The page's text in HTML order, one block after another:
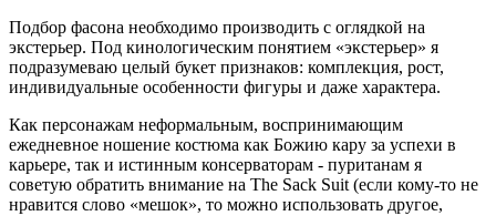
Подбор фасона необходимо производить с оглядкой на
экстерьер. Под кинологическим понятием «экстерьер» я
подразумеваю целый букет признаков: комплекция, рост,
индивидуальные особенности фигуры и даже характера.
Как персонажам неформальным, воспринимающим
ежедневное ношение костюма как Божию кару за успехи в
карьере, так и истинным консерваторам - пуританам я
советую обратить внимание на The Sack Suit (если кому-то не
нравится слово «мешок», то можно использовать другое,